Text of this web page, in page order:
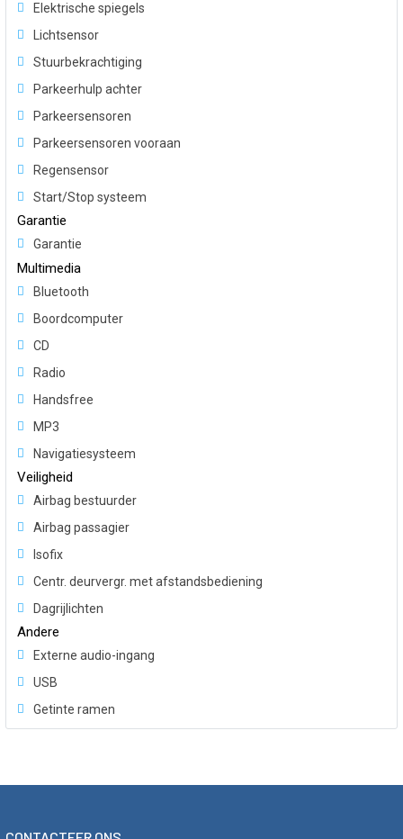
Elektrische spiegels
Lichtsensor
Stuurbekrachtiging
Parkeerhulp achter
Parkeersensoren
Parkeersensoren vooraan
Regensensor
Start/Stop systeem
Garantie
Garantie
Multimedia
Bluetooth
Boordcomputer
CD
Radio
Handsfree
MP3
Navigatiesysteem
Veiligheid
Airbag bestuurder
Airbag passagier
Isofix
Centr. deurvergr. met afstandsbediening
Dagrijlichten
Andere
Externe audio-ingang
USB
Getinte ramen